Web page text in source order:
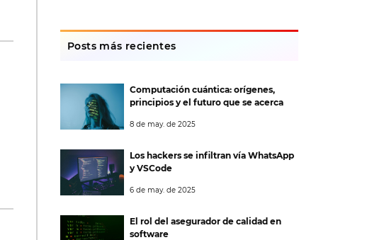
Posts más recientes
Computación cuántica: orígenes,
principios y el futuro que se acerca
8 de may. de 2025
Los hackers se infiltran vía WhatsApp
y VSCode
6 de may. de 2025
El rol del asegurador de calidad en
software